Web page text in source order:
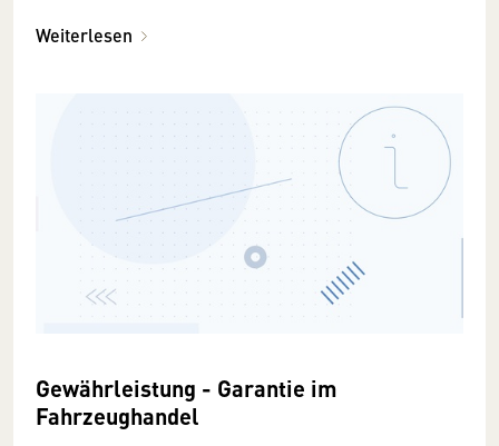
Weiterlesen
Gewährleistung - Garantie im
Fahrzeughandel